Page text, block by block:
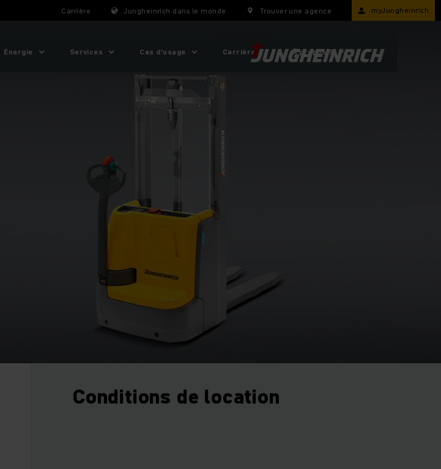
Carrière Jungheinrich dans le monde Trouver une agence myJungheinrich
Énergie Services Cas d'usage Carrière À propos ?
Conditions de location